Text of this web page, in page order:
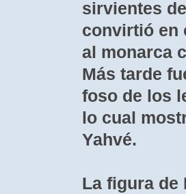
sirvientes
convirtió en
al monarca
Más tarde
foso de los
lo cual
Yahvé.
La figura de